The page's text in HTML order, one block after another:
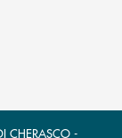
elettronica)
posta elettronica)
CHERASCO -